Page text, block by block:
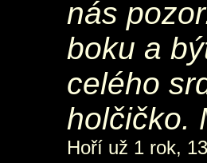
nás
boku a
celého
holčičko.
Hoří už 1 rok,